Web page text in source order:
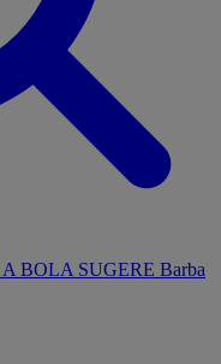
A BOLA SUGERE Barba